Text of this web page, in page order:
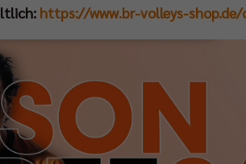
https://www.br-volleys-